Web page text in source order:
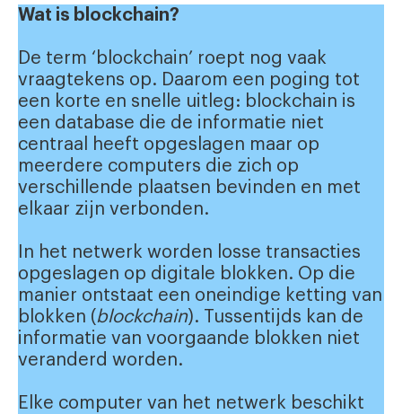
Wat is blockchain?
De term ‘blockchain’ roept nog vaak
vraagtekens op. Daarom een poging tot
een korte en snelle uitleg: blockchain is
een database die de informatie niet
centraal heeft opgeslagen maar op
meerdere computers die zich op
verschillende plaatsen bevinden en met
elkaar zijn verbonden.
In het netwerk worden losse transacties
opgeslagen op digitale blokken. Op die
manier ontstaat een oneindige ketting van
blokken (blockchain). Tussentijds kan de
informatie van voorgaande blokken niet
veranderd worden.
Elke computer van het netwerk beschikt